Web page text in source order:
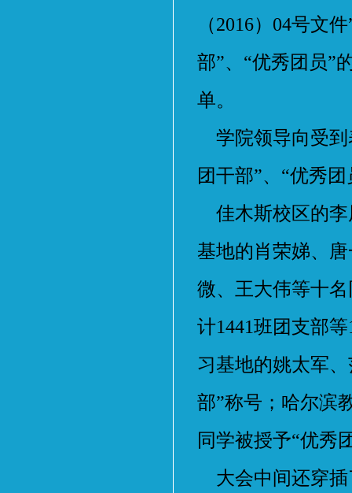
（2016）04号文
部”、“优秀团员”
单。
学院领导向受到
团干部”、“优秀
佳木斯校区的李
基地的肖荣娣、
微、王大伟等十
计1441班团支部
习基地的姚太军
部”称号；哈尔滨
同学被授予“优秀
大会中间还穿插